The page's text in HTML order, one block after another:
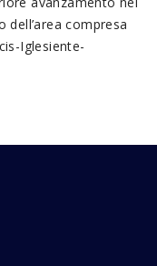
compresa
Iglesiente-